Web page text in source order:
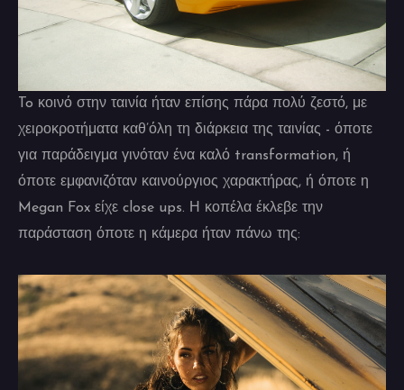
To κοινό στην ταινία ήταν επίσης πάρα πολύ ζεστό, με
χειροκροτήματα καθ’όλη τη διάρκεια της ταινίας - όποτε
για παράδειγμα γινόταν ένα καλό transformation, ή
όποτε εμφανιζόταν καινούργιος χαρακτήρας, ή όποτε η
Megan Fox είχε close ups. Η κοπέλα έκλεβε την
παράσταση όποτε η κάμερα ήταν πάνω της: